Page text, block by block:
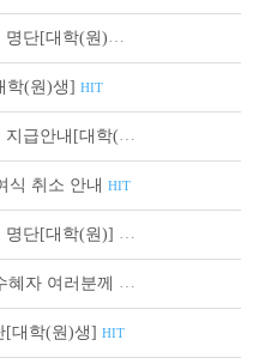
학(원)생] HIT
식 취소 안내 HIT
HIT
HIT
[대학(원)생] HIT